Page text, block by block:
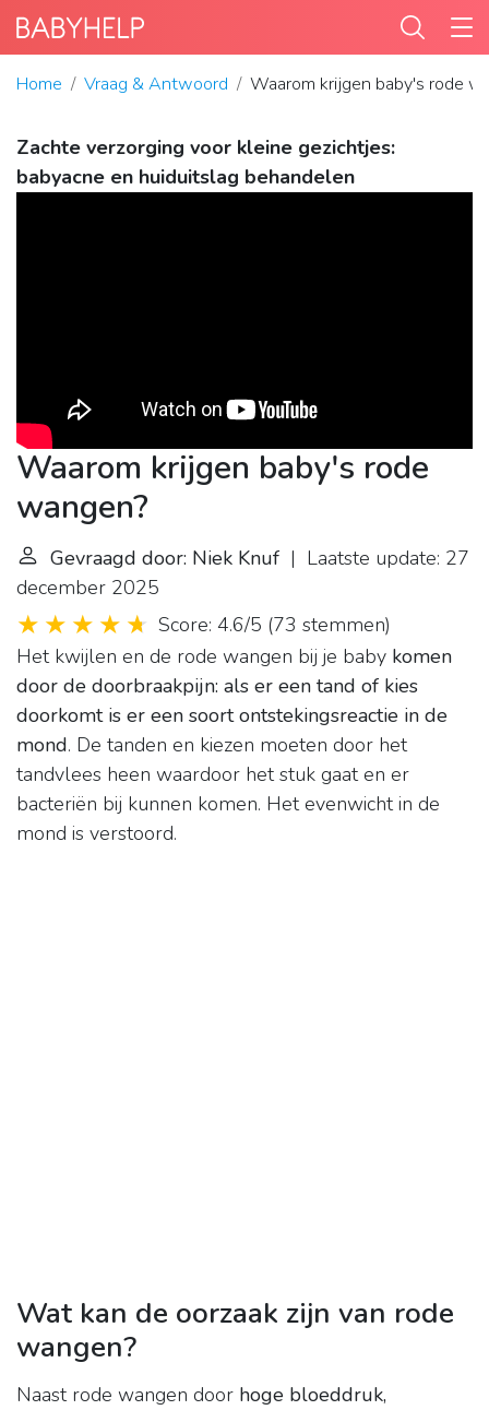
Home Vraag & Antwoord Waarom krijgen baby's rode
Zachte verzorging voor kleine gezichtjes:
babyacne en huiduitslag behandelen
Waarom krijgen baby's rode
wangen?
Gevraagd door: Niek Knuf | Laatste update: 27
december 2025
Score: 4.6/5 (73 stemmen)
Het kwijlen en de rode wangen bij je baby komen
door de doorbraakpijn: als er een tand of kies
doorkomt is er een soort ontstekingsreactie in de
mond. De tanden en kiezen moeten door het
tandvlees heen waardoor het stuk gaat en er
bacteriën bij kunnen komen. Het evenwicht in de
mond is verstoord.
Wat kan de oorzaak zijn van rode
wangen?
Naast rode wangen door hoge bloeddruk,